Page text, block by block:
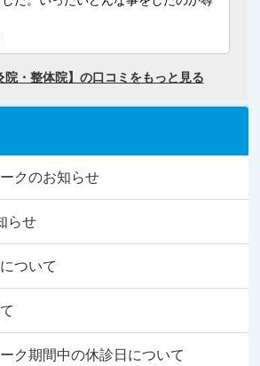
クのお知らせ
らせ
ついて
ク期間中の休診日について